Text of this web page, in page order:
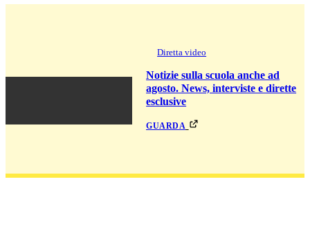
Diretta video
Notizie sulla scuola anche ad
agosto. News, interviste e dirette
esclusive
guarda